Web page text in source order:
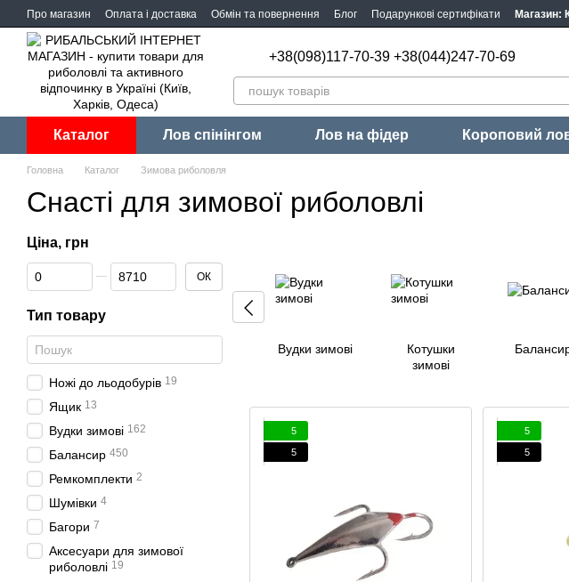
Перейти до основного контенту
Про магазин Оплата і доставка Обмін та повернення Блог Подарункові сертифікати Магазин:
+38(098)117-70-39 +38(044)247-70-69
Каталог Лов спінінгом Лов на фідер Короповий
Головна Каталог Зимова риболовля
Снасті для зимової риболовлі
Вудки зимові
Котушки
зимові
5
5
5
5
Ціна, грн
Від Ціна, грн
До Ціна, грн ОК
Тип товару
Ножі до льодобурів 19
Ящик 13
Вудки зимові 162
Балансир 450
Ремкомплекти 2
Шумівки 4
Багори 7
Аксесуари для зимової
риболовлі 19